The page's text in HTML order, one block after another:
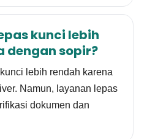
kunci lebih
dengan sopir?
lebih rendah karena
Namun, layanan lepas
dokumen dan